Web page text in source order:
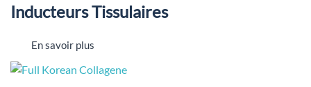
Inducteurs Tissulaires
En savoir plus